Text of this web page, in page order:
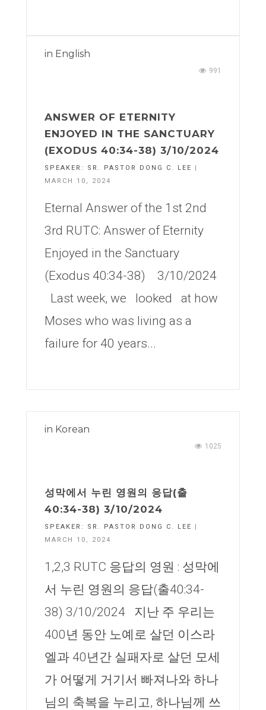
in English
991
ANSWER OF ETERNITY
ENJOYED IN THE SANCTUARY
(EXODUS 40:34-38) 3/10/2024
SPEAKER: SR. PASTOR DONG C. LEE
|
MARCH 10, 2024
Eternal Answer of the 1st 2nd
3rd RUTC: Answer of Eternity
Enjoyed in the Sanctuary
(Exodus 40:34-38) 3/10/2024
Last week, we looked at how
Moses who was living as a
failure for 40 years...
in Korean
1025
성막에서 누린 영원의 응답(출
40:34-38) 3/10/2024
SPEAKER: SR. PASTOR DONG C. LEE
|
MARCH 10, 2024
1,2,3 RUTC 응답의 영원 : 성막에
서 누린 영원의 응답(출40:34-
38) 3/10/2024 지난 주 우리는
400년 동안 노예로 살던 이스라
엘과 40년간 실패자로 살던 모세
가 어떻게 거기서 빠져나와 하나
님의 축복을 누리고, 하나님께 쓰